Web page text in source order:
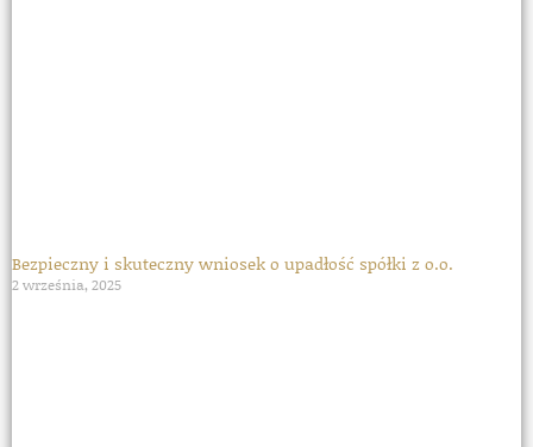
Bezpieczny i skuteczny wniosek o upadłość spółki z o.o.
2 września, 2025